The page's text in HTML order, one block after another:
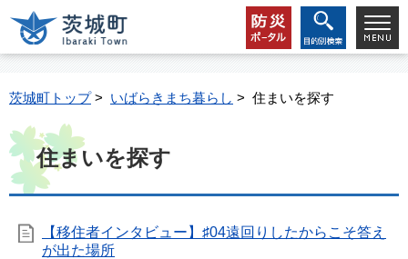
茨城町トップ> いばらきまち暮らし > 住まいを探す
住まいを探す
【移住者インタビュー】♯04遠回りしたからこそ答え
が出た場所